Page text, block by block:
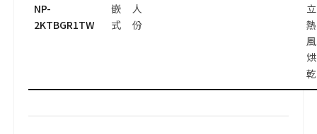
NP-
2KTBGR1TW
嵌
式
人
份
立
熱
風
烘
乾